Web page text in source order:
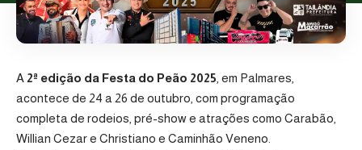
A 2ª edição da Festa do Peão 2025 , em Palmares,
acontece de 24 a 26 de outubro, com programação
completa de rodeios, pré-show e atrações como Carabão
Willian Cezar e Christiano e Caminhão Veneno